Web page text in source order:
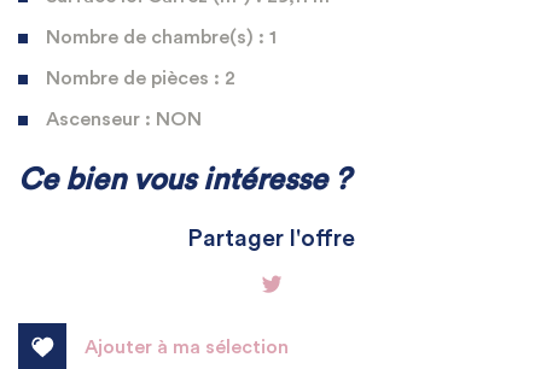
Nombre de chambre(s) : 1
Nombre de pièces : 2
Ascenseur : NON
La ville de Étampes (91150)
Ce bien vous intéresse ?
Partager l'offre
Ajouter à ma sélection